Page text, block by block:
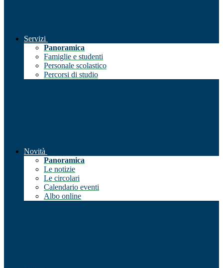
Servizi
Panoramica
Famiglie e studenti
Personale scolastico
Percorsi di studio
Novità
Panoramica
Le notizie
Le circolari
Calendario eventi
Albo online